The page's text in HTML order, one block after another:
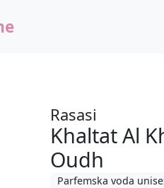
Rasasi
Khaltat Al
Oudh
Parfemska voda